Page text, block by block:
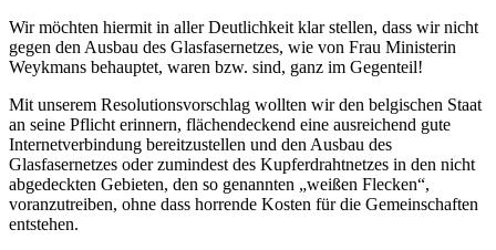
Wir möchten hiermit in aller Deutlichkeit klar stellen, dass wir nicht
gegen den Ausbau des Glasfasernetzes, wie von Frau Ministerin
Weykmans behauptet, waren bzw. sind, ganz im Gegenteil!
Mit unserem Resolutionsvorschlag wollten wir den belgischen Staat
an seine Pflicht erinnern, flächendeckend eine ausreichend gute
Internetverbindung bereitzustellen und den Ausbau des
Glasfasernetzes oder zumindest des Kupferdrahtnetzes in den nicht
abgedeckten Gebieten, den so genannten „weißen Flecken“,
voranzutreiben, ohne dass horrende Kosten für die Gemeinschaften
entstehen.